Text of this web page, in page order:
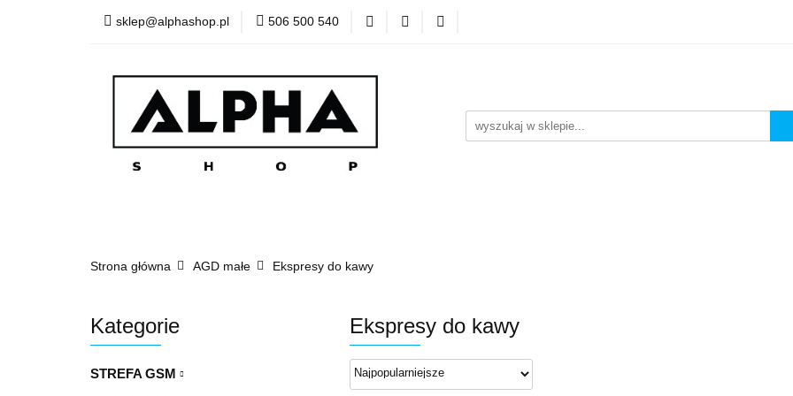
sklep@alphashop.pl 506 500 540
Strona główna AGD małe Ekspresy do kawy
Kategorie
STREFA GSM
Ekspresy do kawy